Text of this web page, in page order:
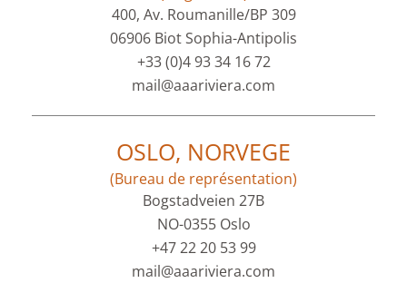
400, Av. Roumanille/BP 309
06906 Biot Sophia-Antipolis
+33 (0)4 93 34 16 72
mail@aaariviera.com
OSLO, NORVEGE
(Bureau de représentation)
Bogstadveien 27B
NO-0355 Oslo
+47 22 20 53 99
mail@aaariviera.com